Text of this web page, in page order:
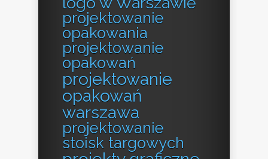
projektowanie
opakowania
projektowanie
opakowań
projektowanie
opakowań
warszawa
projektowanie
stoisk targowych